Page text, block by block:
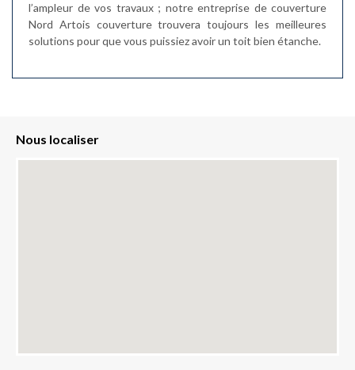
l’ampleur de vos travaux ; notre entreprise de couverture
Nord Artois couverture trouvera toujours les meilleures
solutions pour que vous puissiez avoir un toit bien étanche.
Nous localiser